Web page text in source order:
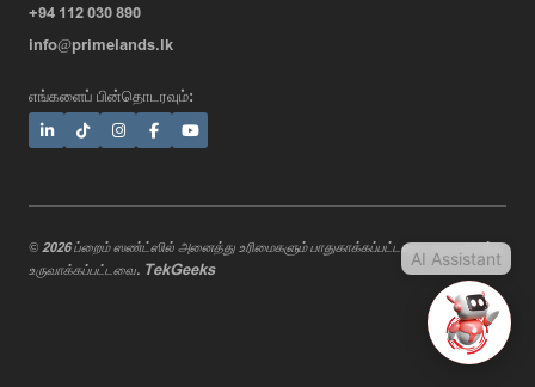
+94 112 030 890
info@primelands.lk
எங்களைப் பின்தொடரவும்:
© 2026 ப்றைம் ஸண்ட்ஸில் அனைத்து உரிமைகளும் பாதுகாக்கப்பட்டவை. வடிவமைத்து
உருவாக்கப்பட்டவை. TekGeeks AI Assistant